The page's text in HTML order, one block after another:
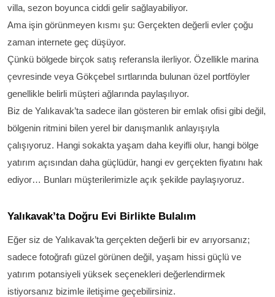
villa, sezon boyunca ciddi gelir sağlayabiliyor.
Ama işin görünmeyen kısmı şu: Gerçekten değerli evler çoğu
zaman internete geç düşüyor.
Çünkü bölgede birçok satış referansla ilerliyor. Özellikle marina
çevresinde veya Gökçebel sırtlarında bulunan özel portföyler
genellikle belirli müşteri ağlarında paylaşılıyor.
Biz de Yalıkavak’ta sadece ilan gösteren bir emlak ofisi gibi değil,
bölgenin ritmini bilen yerel bir danışmanlık anlayışıyla
çalışıyoruz. Hangi sokakta yaşam daha keyifli olur, hangi bölge
yatırım açısından daha güçlüdür, hangi ev gerçekten fiyatını hak
ediyor… Bunları müşterilerimizle açık şekilde paylaşıyoruz.
Yalıkavak’ta Doğru Evi Birlikte Bulalım
Eğer siz de Yalıkavak’ta gerçekten değerli bir ev arıyorsanız;
sadece fotoğrafı güzel görünen değil, yaşam hissi güçlü ve
yatırım potansiyeli yüksek seçenekleri değerlendirmek
istiyorsanız bizimle iletişime geçebilirsiniz.